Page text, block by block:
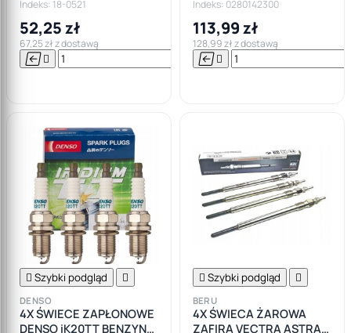
ZBIORNIKA PALIWA OPEL
AUDI ALFA
Indeks: 18-0521
52,25 zł
67,25 zł z dostawą
  

ZBIORNIKA PALIWA OPEL
AUDI ALFA
Indeks: 0280142300
113,99 zł
128,99 zł z dostawą
 
 Szybki podgląd 
DENSO
4X ŚWIECE ZAPŁONOWE
DENSO iK20TT BENZYNA
 Szybki podgląd 
BERU
4X ŚWIECA ŻAROWA
ZAFIRA VECTRA ASTRA